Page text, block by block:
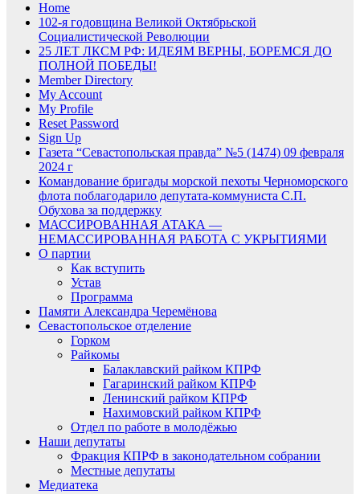
Home
102-я годовщина Великой Октябрьской
Социалистической Революции
25 ЛЕТ ЛКСМ РФ: ИДЕЯМ ВЕРНЫ, БОРЕМСЯ ДО
ПОЛНОЙ ПОБЕДЫ!
Member Directory
My Account
My Profile
Reset Password
Sign Up
Газета “Севастопольская правда” №5 (1474) 09 февраля
2024 г
Командование бригады морской пехоты Черноморского
флота поблагодарило депутата-коммуниста С.П.
Обухова за поддержку
МАССИРОВАННАЯ АТАКА —
НЕМАССИРОВАННАЯ РАБОТА С УКРЫТИЯМИ
О партии
Как вступить
Устав
Программа
Памяти Александра Черемёнова
Севастопольское отделение
Горком
Райкомы
Балаклавский райком КПРФ
Гагаринский райком КПРФ
Ленинский райком КПРФ
Нахимовский райком КПРФ
Отдел по работе в молодёжью
Наши депутаты
Фракция КПРФ в законодательном собрании
Местные депутаты
Медиатека